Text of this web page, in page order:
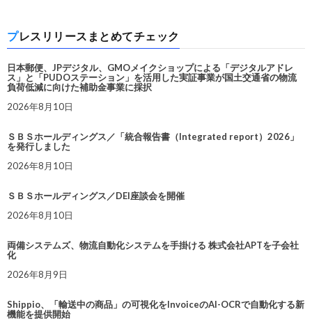
プレスリリースまとめてチェック
日本郵便、JPデジタル、GMOメイクショップによる「デジタルアドレ
ス」と「PUDOステーション」を活用した実証事業が国土交通省の物流
負荷低減に向けた補助金事業に採択
2026年8月10日
ＳＢＳホールディングス／「統合報告書（Integrated report）2026」
を発行しました
2026年8月10日
ＳＢＳホールディングス／DEI座談会を開催
2026年8月10日
両備システムズ、物流自動化システムを手掛ける 株式会社APTを子会社
化
2026年8月9日
Shippio、「輸送中の商品」の可視化をInvoiceのAI-OCRで自動化する新
機能を提供開始